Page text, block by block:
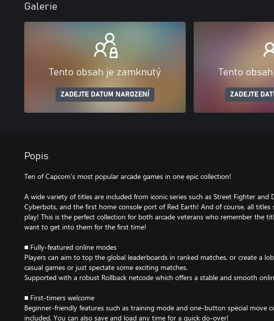
Galerie
Tento obsah je zamknutý
ZADEJTE DATUM NAROZENÍ
Tento
ZADEJTE
Popis
Ten of Capcom's most popular arcade games in one epic collection!
A wide variety of titles are included from iconic series such as Street Fighter and
Cyberbots, and the first home console port of Red Earth! And of course, all
play! This is the perfect collection for both arcade veterans who remember the
want to get into them for the first time!
■ Fully-featured online modes
Players can aim to top the global leaderboards in ranked matches, or create a
casual games or just spectate some exciting matches.
Supported with a robust Rollback netcode which offers a stable and smooth
■ First-timers welcome
Beginner-friendly features such as training mode and one-button special move
included. You can also save and load any time for a quick do-over!